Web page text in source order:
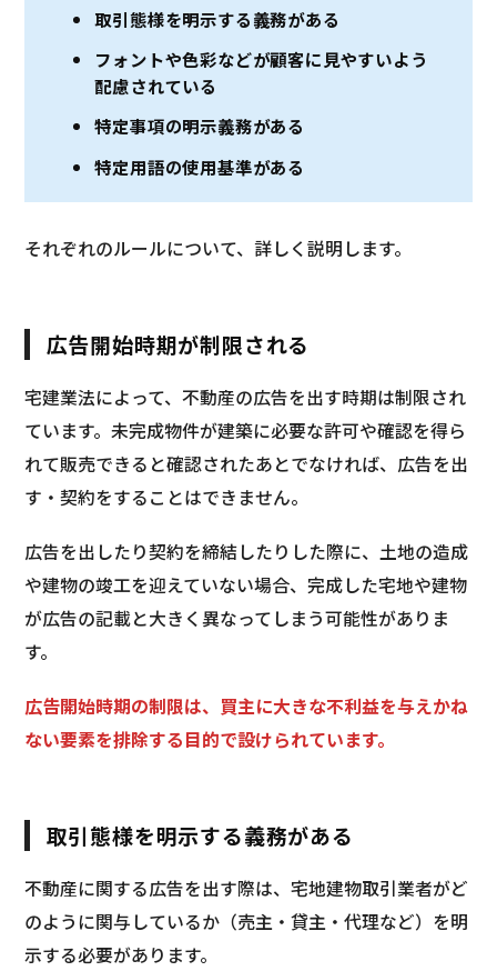
取引態様を明示する義務がある
フォントや色彩などが顧客に見やすいよう
配慮されている
特定事項の明示義務がある
特定用語の使用基準がある
それぞれのルールについて、詳しく説明します。
広告開始時期が制限される
宅建業法によって、不動産の広告を出す時期は制限され
ています。未完成物件が建築に必要な許可や確認を得ら
れて販売できると確認されたあとでなければ、広告を出
す・契約をすることはできません。
広告を出したり契約を締結したりした際に、土地の造成
や建物の竣工を迎えていない場合、完成した宅地や建物
が広告の記載と大きく異なってしまう可能性がありま
す。
広告開始時期の制限は、買主に大きな不利益を与えかね
ない要素を排除する目的で設けられています。
取引態様を明示する義務がある
不動産に関する広告を出す際は、宅地建物取引業者がど
のように関与しているか（売主・貸主・代理など）を明
示する必要があります。